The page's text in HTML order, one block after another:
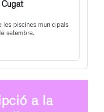
Cugat
les piscines municipals
setembre.
a la